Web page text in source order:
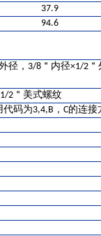
37.9
94.6
径，3/8＂内径×1/2
2＂美式螺纹
代码为3,4,B，C的连